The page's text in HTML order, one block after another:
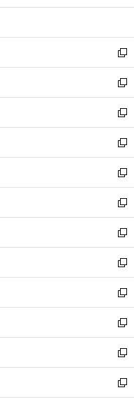
開
ウ
開
く
ン
ウ
で
開
く
ウ
ン
ド
ウ
で
開
く
新
し
い
ウ
ィ
ン
ド
ウ
で
開
く
新
し
い
ウ
ィ
ン
ド
ウ
で
開
く
新
し
い
ウ
ィ
ン
ド
ウ
で
開
く
新
し
い
ウ
ィ
ン
ド
ウ
で
開
く
新
し
い
ウ
ィ
ン
ド
ウ
で
開
く
新
し
い
ウ
ィ
ン
ド
ウ
で
開
く
新
し
い
ウ
ィ
ン
ド
ウ
で
開
く
新
し
い
ウ
ィ
ン
ド
ウ
で
開
新
し
い
ウ
ィ
ン
ド
ウ
新
し
い
ウ
ィ
ン
新
し
い
ウ
新
し